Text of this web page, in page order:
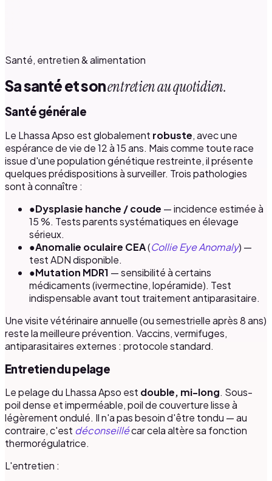
Santé, entretien & alimentation
Sa santé et sonentretien au quotidien.
Santé générale
Le Lhassa Apso est globalement robuste, avec une
espérance de vie de 12 à 15 ans. Mais comme toute race
issue d'une population génétique restreinte, il présente
quelques prédispositions à surveiller. Trois pathologies
sont à connaître :
●Dysplasie hanche / coude — incidence estimée à
15 %. Tests parents systématiques en élevage
sérieux.
●Anomalie oculaire CEA(Collie Eye Anomaly) —
test ADN disponible.
●Mutation MDR1 — sensibilité à certains
médicaments (ivermectine, lopéramide). Test
indispensable avant tout traitement antiparasitaire.
Une visite vétérinaire annuelle (ou semestrielle après 8 ans)
reste la meilleure prévention. Vaccins, vermifuges,
antiparasitaires externes : protocole standard.
Entretien du pelage
Le pelage du Lhassa Apso est double, mi-long. Sous-
poil dense et imperméable, poil de couverture lisse à
légèrement ondulé. Il n'a pas besoin d'être tondu — au
contraire, c'est déconseillécar cela altère sa fonction
thermorégulatrice.
L'entretien :